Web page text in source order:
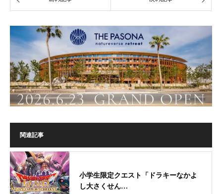
関連記事
小学生限定クエスト「ドラキーなかよ
し大さくせん…